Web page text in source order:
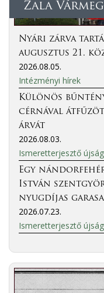
Zala
Nyári zárva
augusztus 21.
2026.08.05.
Intézményi hírek
Különös
cérnával
árvát
2026.08.03.
Ismeretterjesztő
Egy
István
nyugdíjas
2026.07.23.
Ismeretterjesztő